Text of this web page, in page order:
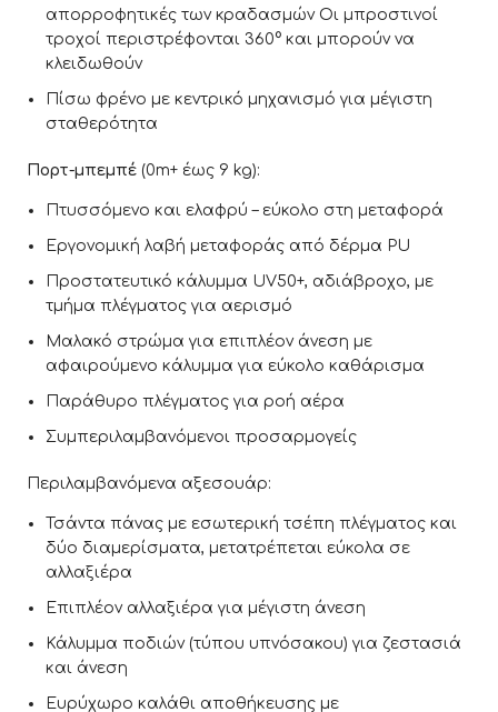
απορροφητικές των κραδασμών Οι μπροστινοί
τροχοί περιστρέφονται 360° και μπορούν να
κλειδωθούν
Πίσω φρένο με κεντρικό μηχανισμό για μέγιστη
σταθερότητα
Πορτ-μπεμπέ (0m+ έως 9 kg):
Πτυσσόμενο και ελαφρύ – εύκολο στη μεταφορά
Εργονομική λαβή μεταφοράς από δέρμα PU
Προστατευτικό κάλυμμα UV50+, αδιάβροχο, με
τμήμα πλέγματος για αερισμό
Μαλακό στρώμα για επιπλέον άνεση με
αφαιρούμενο κάλυμμα για εύκολο καθάρισμα
Παράθυρο πλέγματος για ροή αέρα
Συμπεριλαμβανόμενοι προσαρμογείς
Περιλαμβανόμενα αξεσουάρ:
Τσάντα πάνας με εσωτερική τσέπη πλέγματος και
δύο διαμερίσματα, μετατρέπεται εύκολα σε
αλλαξιέρα
Επιπλέον αλλαξιέρα για μέγιστη άνεση
Κάλυμμα ποδιών (τύπου υπνόσακου) για ζεστασιά
και άνεση
Ευρύχωρο καλάθι αποθήκευσης με